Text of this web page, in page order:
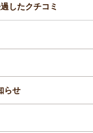
いましたら、是非ご利
したクチコミ
らせ